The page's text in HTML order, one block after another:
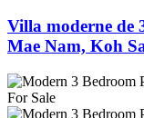
Villa moderne de
Mae Nam, Koh